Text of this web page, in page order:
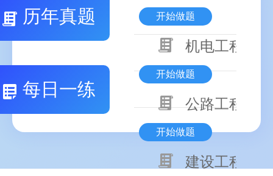
历年真题
每日一练
开始做题
机电工程技术
开始做题
公路工程技术
开始做题
建设工程项